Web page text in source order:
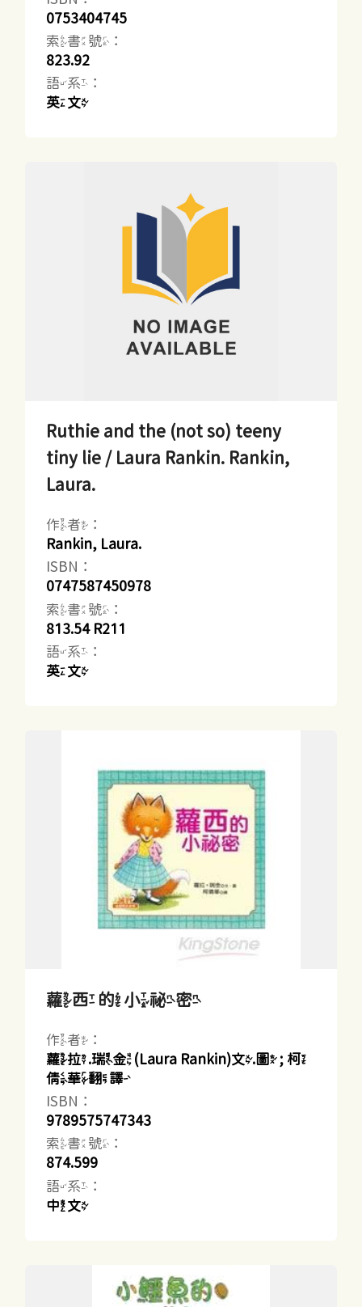
0753404745
索書號：
823.92
語系：
英文
Ruthie and the (not so) teeny
tiny lie / Laura Rankin. Rankin,
Laura.
作者：
Rankin, Laura.
ISBN：
0747587450978
索書號：
813.54 R211
語系：
英文
蘿西的小祕密
作者：
蘿拉.瑞金(Laura Rankin)文.圖 ; 柯
倩華翻譯
ISBN：
9789575747343
索書號：
874.599
語系：
中文